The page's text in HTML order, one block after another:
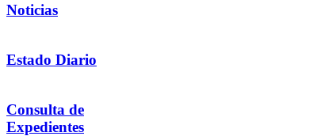
Noticias
Estado Diario
Consulta de
Expedientes